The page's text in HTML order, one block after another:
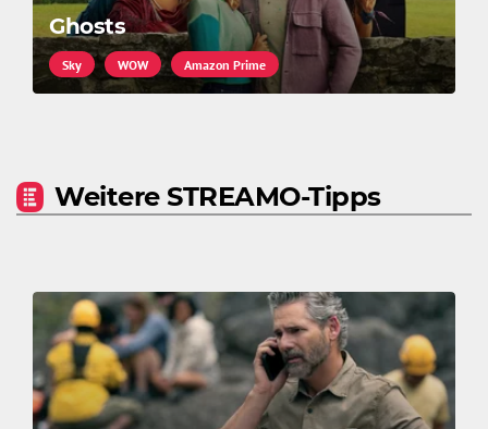
Ghosts
Sky WOW Amazon Prime
Weitere STREAMO-Tipps